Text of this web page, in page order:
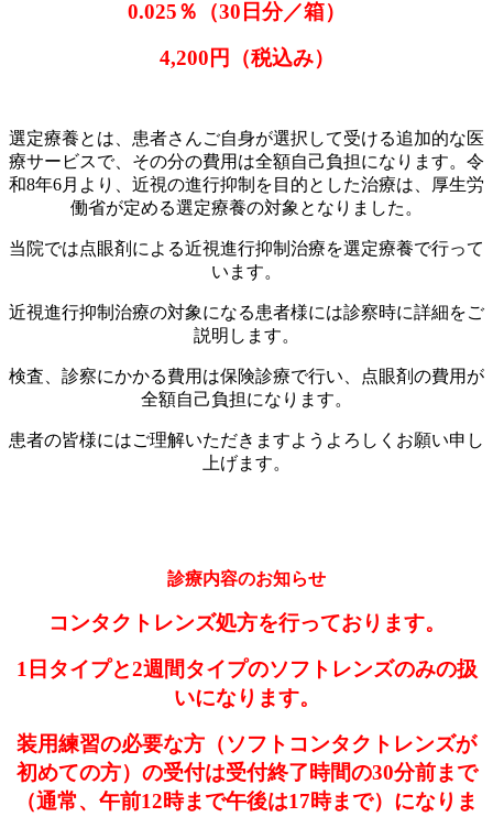
0.025％（30日分／箱）
4,200円（税込み）
選定療養とは、患者さんご自身が選択して受ける追加的な医
療サービスで、その分の費用は全額自己負担になります。令
和8年6月より、近視の進行抑制を目的とした治療は、厚生労
働省が定める選定療養の対象となりました。
当院では点眼剤による近視進行抑制治療を選定療養で行って
います。
近視進行抑制治療の対象になる患者様には診察時に詳細をご
説明します。
検査、診察にかかる費用は保険診療で行い、点眼剤の費用が
全額自己負担になります。
患者の皆様にはご理解いただきますようよろしくお願い申し
上げます。
診療内容のお知らせ
コンタクトレンズ処方を行っております。
1日タイプと2週間タイプのソフトレンズのみの扱
いになります。
装用練習の必要な方（ソフトコンタクトレンズが
初めての方）の受付は受付終了時間の30分前まで
（通常、午前12時まで午後は17時まで）になりま